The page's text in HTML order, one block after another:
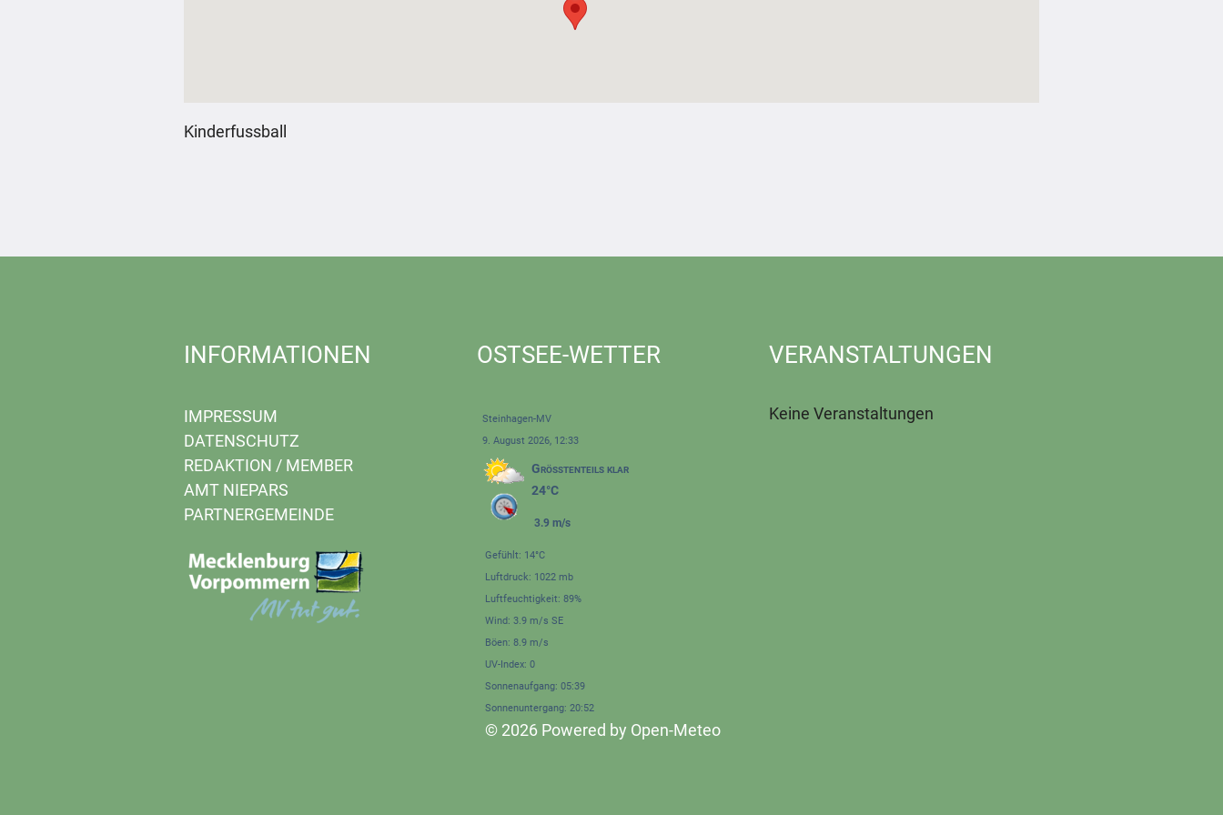
Kinderfussball
INFORMATIONEN
IMPRESSUM
DATENSCHUTZ
REDAKTION / MEMBER
AMT NIEPARS
PARTNERGEMEINDE
OSTSEE-WETTER
Steinhagen-MV
9. August 2026, 12:33
Größtenteils klar
24°C
3.9 m/s
Gefühlt: 14°C
Luftdruck: 1022 mb
Luftfeuchtigkeit: 89%
Wind: 3.9 m/s SE
Böen: 8.9 m/s
UV-Index: 0
Sonnenaufgang: 05:39
Sonnenuntergang: 20:52
© 2026 Powered by Open-Meteo
VERANSTALTUNGEN
Keine Veranstaltungen